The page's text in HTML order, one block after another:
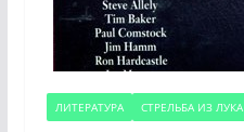
ЛИТЕРАТУРА СТРЕЛЬБА ИЗ ЛУКА